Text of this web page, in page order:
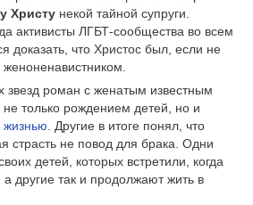
Христу некой тайной супруги.
активисты ЛГБТ-сообщества во всем
доказать, что Христос был, если не
звезд роман с женатым известным
только рождением детей, но и
жизнью . Другие в итоге понял, что
страсть не повод для брака. Одни
детей, которых встретили, когда
другие так и продолжают жить в